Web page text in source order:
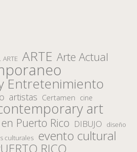
ARTE ARTE Arte Actual
Entretenimiento
artistas Certamen cine
art
Puerto Rico DIBUJO diseño
culturales evento cultural
RICO